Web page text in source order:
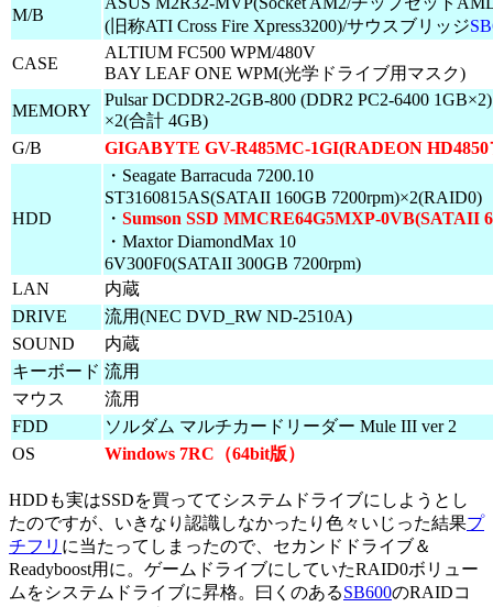
M/B
(旧称ATI Cross Fire Xpress3200)/サウスブリッジ
CASE
ALTIUM FC500 WPM/480V
BAY LEAF ONE WPM(光学ドライブ用マスク)
MEMORY
Pulsar DCDDR2-2GB-800 (DDR2 PC2-6400 1GB×2)
×2(合計 4GB)
G/B
GIGABYTE GV-R485MC-1GI(RADEON HD4850
HDD
・Seagate Barracuda 7200.10
ST3160815AS(SATAII 160GB 7200rpm)×2(RAID0)
・ Sumson SSD MMCRE64G5MXP-0VB(SATAII
・Maxtor DiamondMax 10
6V300F0(SATAII 300GB 7200rpm)
LAN
内蔵
DRIVE
流用(NEC DVD_RW ND-2510A)
SOUND
内蔵
キーボード 流用
マウス
流用
FDD
ソルダム マルチカードリーダー Mule III ver 2
OS
Windows 7RC（64bit版）
HDDも実はSSDを買っててシステムドライブにしようとし
たのですが、いきなり認識しなかったり色々いじった結果プ
チフリ に当たってしまったので、セカンドドライブ＆
Readyboost用に。ゲームドライブにしていたRAID0ボリュー
ムをシステムドライブに昇格。曰くのあるSB600のRAIDコ